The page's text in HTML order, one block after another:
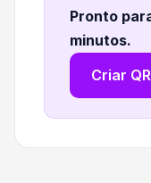
Pronto
minutos.
Criar